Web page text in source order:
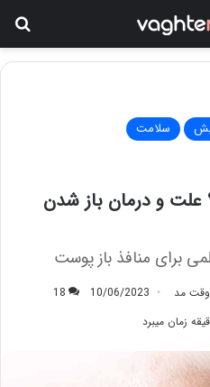
سلامت
و درمان باز شدن
برای منافذ باز پوست
مد 10/06/2023
18